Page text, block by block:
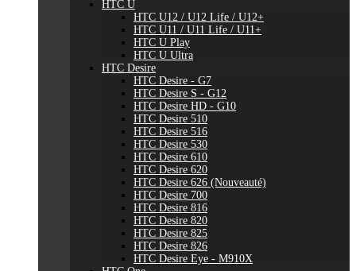
HTC U
HTC U12 / U12 Life / U12+
HTC U11 / U11 Life / U11+
HTC U Play
HTC U Ultra
HTC Desire
HTC Desire - G7
HTC Desire S - G12
HTC Desire HD - G10
HTC Desire 510
HTC Desire 516
HTC Desire 530
HTC Desire 610
HTC Desire 620
HTC Desire 626 (Nouveauté)
HTC Desire 700
HTC Desire 816
HTC Desire 820
HTC Desire 825
HTC Desire 826
HTC Desire Eye - M910X